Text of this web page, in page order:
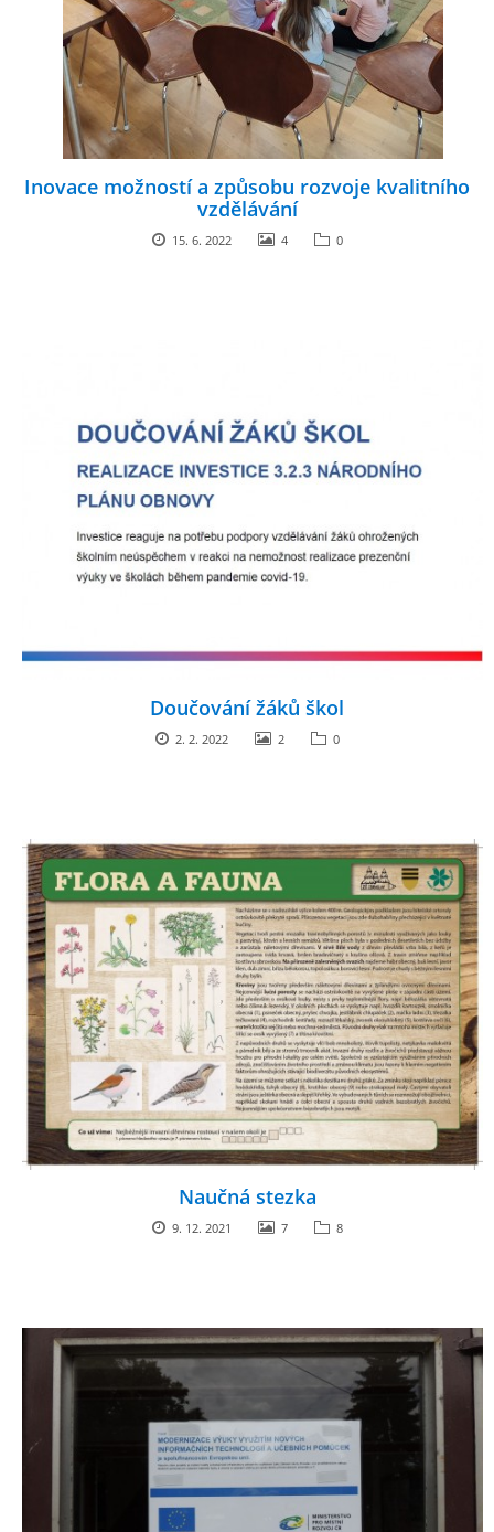
Inovace možností a způsobu rozvoje kvalitního
vzdělávání
15. 6. 2022 4 0
Doučování žáků škol
2. 2. 2022 2 0
Naučná stezka
9. 12. 2021 7 8